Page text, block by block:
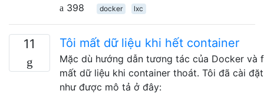
398
docker lxc
11 Tôi mất dữ liệu khi hết container
Mặc dù hướng dẫn tương tác của Docker và
mất dữ liệu khi container thoát. Tôi đã cài
như được mô tả ở đây: